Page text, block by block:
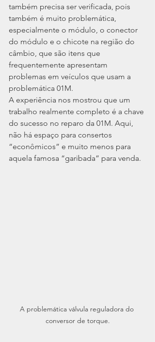
também precisa ser verificada, pois
também é muito problemática,
especialmente o módulo, o conector
do módulo e o chicote na região do
câmbio, que são itens que
frequentemente apresentam
problemas em veículos que usam a
problemática 01M.
A experiência nos mostrou que um
trabalho realmente completo é a chave
do sucesso no reparo da 01M. Aqui,
não há espaço para consertos
“econômicos” e muito menos para
aquela famosa “garibada” para venda.
A problemática válvula reguladora do
conversor de torque.